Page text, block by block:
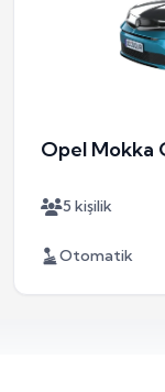
Opel Mokka
5 kişilik
Otomatik